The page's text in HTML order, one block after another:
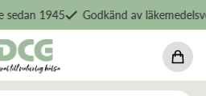
1945 Godkänd av